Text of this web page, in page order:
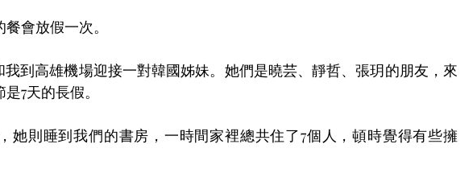
會放假一次。
我到高雄機場迎接一對韓國姊妹。她們是曉芸、靜哲、張玥的朋友，來
7天的長假。
她則睡到我們的書房，一時間家裡總共住了7個人，頓時覺得有些擁